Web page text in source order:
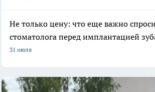
Не только цену: что еще важно
стоматолога перед имплантацией
31 июля